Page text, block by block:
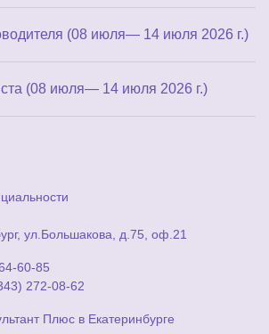
(08 июля— 14 июля 2026 г.)
(08 июля— 14 июля 2026 г.)
ул.Большакова, д.75, оф.21
60-85
272-08-62
Плюс в Екатеринбурге